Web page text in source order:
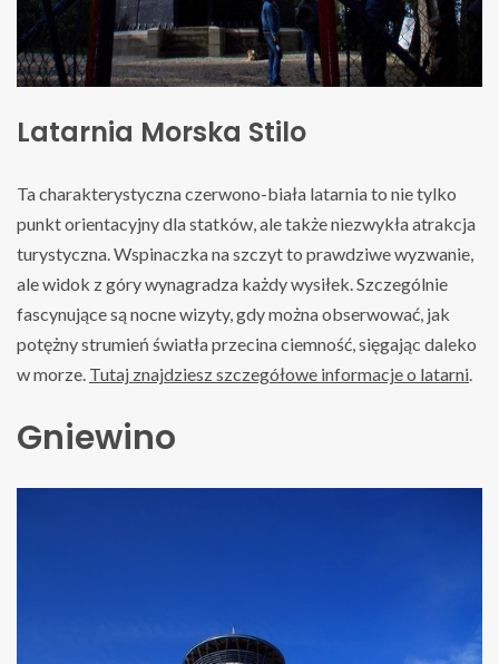
Latarnia Morska Stilo
Ta charakterystyczna czerwono-biała latarnia to nie tylko
punkt orientacyjny dla statków, ale także niezwykła atrakcja
turystyczna. Wspinaczka na szczyt to prawdziwe wyzwanie,
ale widok z góry wynagradza każdy wysiłek. Szczególnie
fascynujące są nocne wizyty, gdy można obserwować, jak
potężny strumień światła przecina ciemność, sięgając daleko
w morze. Tutaj znajdziesz szczegółowe informacje o latarni.
Gniewino